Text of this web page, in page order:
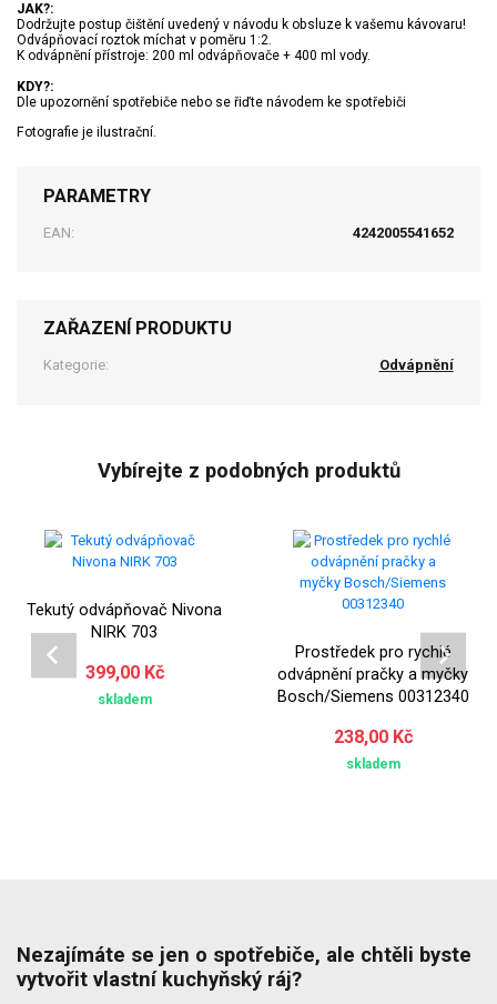
JAK?:
Dodržujte postup čištění uvedený v návodu k obsluze k vašemu kávovaru!
Odvápňovací roztok míchat v poměru 1:2.
K odvápnění přístroje: 200 ml odvápňovače + 400 ml vody.
KDY?:
Dle upozornění spotřebiče nebo se řiďte návodem ke spotřebiči
Fotografie je ilustrační.
PARAMETRY
EAN: 4242005541652
ZAŘAZENÍ PRODUKTU
Kategorie: Odvápnění
Vybírejte z podobných produktů
Tekutý odvápňovač Nivona
NIRK 703
399,00 Kč
skladem
Prostředek pro rychlé
odvápnění pračky a myčky
Bosch/Siemens 00312340
238,00 Kč
skladem
Nezajímáte se jen o spotřebiče, ale chtěli byste
vytvořit vlastní kuchyňský ráj?